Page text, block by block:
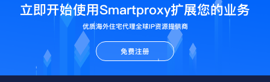
立即开始使用Smartproxy扩展您的业务
优质海外住宅代理全球IP资源提供商
免费注册